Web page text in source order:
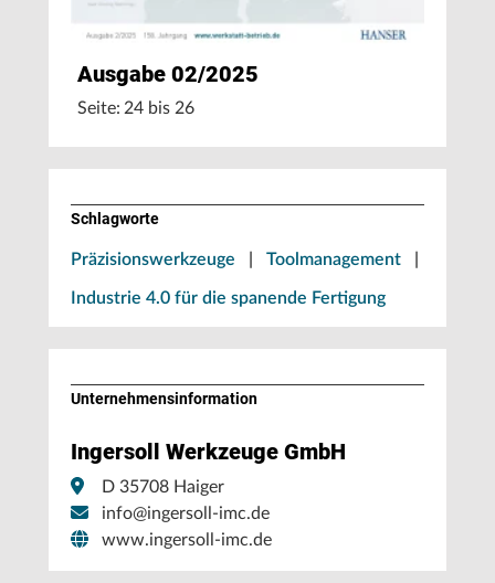
Ausgabe 02/2025
Seite: 24 bis 26
Schlagworte
Präzisionswerkzeuge Toolmanagement
Industrie 4.0 für die spanende Fertigung
Unternehmens­information
Ingersoll Werkzeuge GmbH
D 35708 Haiger
info@ingersoll-imc.de
www.ingersoll-imc.de